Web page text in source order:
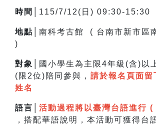
時間│ 115/7/12(日) 09:30-15:30
地點│ 南科考古館 ( 台南市新市區
)
對象│ 國小學生為主限4年級(含)以
(限2位)陪同參與， 請於報名頁面留
姓名
語言│ 活動過程將以臺灣台語進行
，搭配華語說明， 本活動可獲得台